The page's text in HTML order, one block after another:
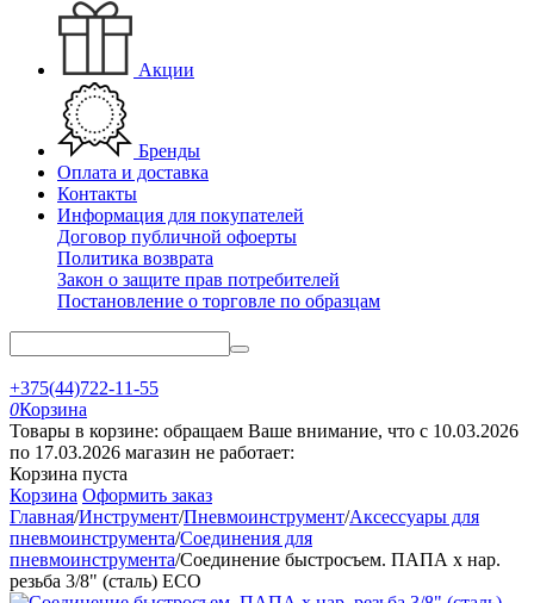
Акции
Бренды
Оплата и доставка
Контакты
Информация для покупателей
Договор публичной офоерты
Политика возврата
Закон о защите прав потребителей
Постановление о торговле по образцам
+375(44)722-11-55
0Корзина
Товары в корзине: обращаем Ваше внимание, что с 10.03.2026
по 17.03.2026 магазин не работает:
Корзина пуста
Корзина Оформить заказ
Главная/Инструмент/Пневмоинструмент/Аксессуары для
пневмоинструмента/Соединения для
пневмоинструмента/Соединение быстросъем. ПАПА х нар.
резьба 3/8" (сталь) ECO